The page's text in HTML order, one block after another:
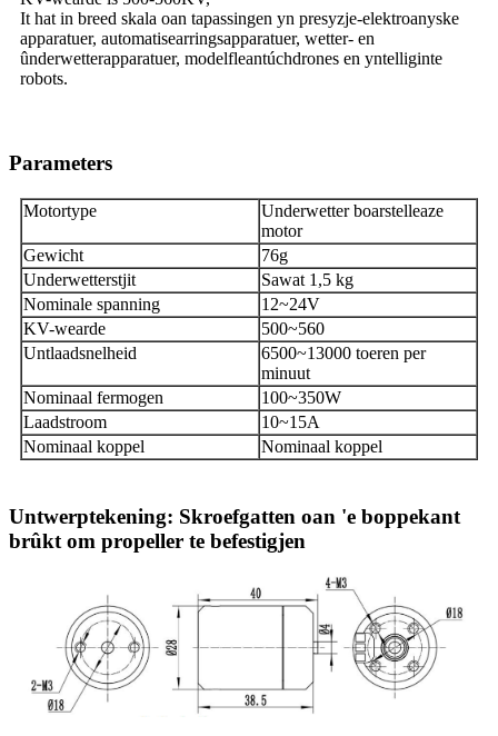
It hat in breed skala oan tapassingen yn presyzje-elektroanyske
apparatuer, automatisearringsapparatuer, wetter- en
ûnderwetterapparatuer, modelfleantúchdrones en yntelliginte
robots.
Parameters
Motortype
Underwetter boarstelleaze
motor
Gewicht
76g
Underwetterstjit
Sawat 1,5 kg
Nominale spanning
12~24V
KV-wearde
500~560
Untlaadsnelheid
6500~13000 toeren per
minuut
Nominaal fermogen
100~350W
Laadstroom
10~15A
Nominaal koppel
Nominaal koppel
Untwerptekening: Skroefgatten oan 'e boppekant
brûkt om propeller te befestigjen